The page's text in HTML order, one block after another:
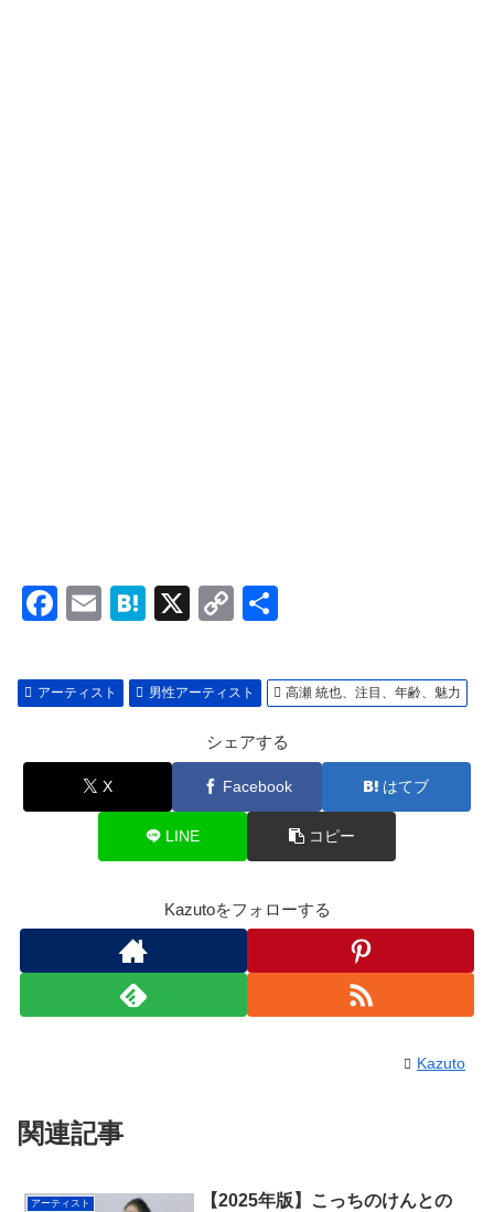
F
c
e
o
E
ail
H
e
n
X
C
p
y
Li
n
k
アーティスト 男性アーティスト 高瀬 統也、注目、年齢、魅力
シェアする
X Facebook はてブ
LINE コピー
Kazutoをフォローする
Kazuto
関連記事
アーティスト
【2025年版】こっちのけんとの